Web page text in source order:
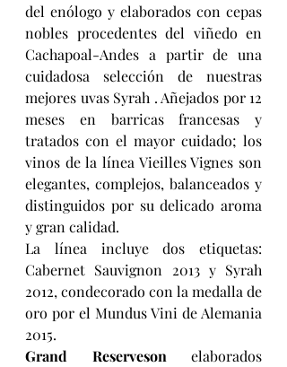
del enólogo y elaborados con cepas
nobles procedentes del viñedo en
Cachapoal-Andes a partir de una
cuidadosa selección de nuestras
mejores uvas Syrah . Añejados por 12
meses en barricas francesas y
tratados con el mayor cuidado; los
vinos de la línea Vieilles Vignes son
elegantes, complejos, balanceados y
distinguidos por su delicado aroma
y gran calidad.
La línea incluye dos etiquetas:
Cabernet Sauvignon 2013 y Syrah
2012, condecorado con la medalla de
oro por el Mundus Vini de Alemania
2015.
Grand Reserveson elaborados